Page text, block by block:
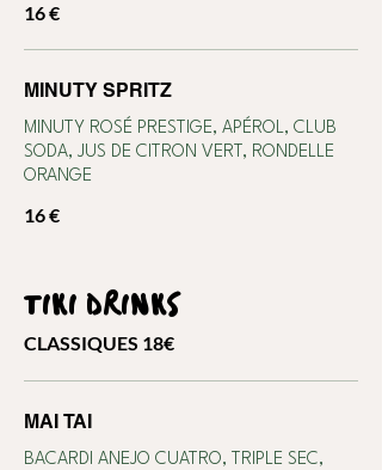
16 €
MINUTY SPRITZ
MINUTY ROSÉ PRESTIGE, APÉROL, CLUB
SODA, JUS DE CITRON VERT, RONDELLE
ORANGE
16 €
TIKI DRINKS
CLASSIQUES 18€
MAI TAI
BACARDI ANEJO CUATRO, TRIPLE SEC,